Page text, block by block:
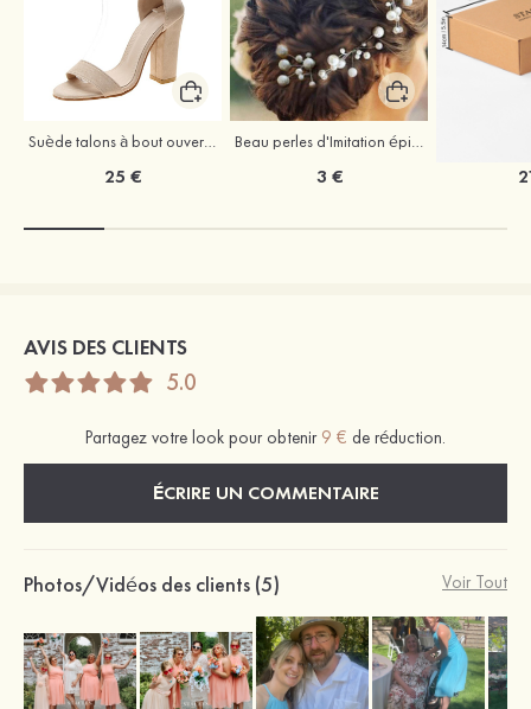
Suède talons à bout ouvert sandales talon bottier chaussures pour les soirées
25 €
Beau perles d'Imitation épingles à cheveux coiffe
3 €
AVIS DES CLIENTS
5.0
Partagez votre look pour obtenir 9 € de réduction.
ÉCRIRE UN COMMENTAIRE
Photos/Vidéos des clients (5) Voir Tout